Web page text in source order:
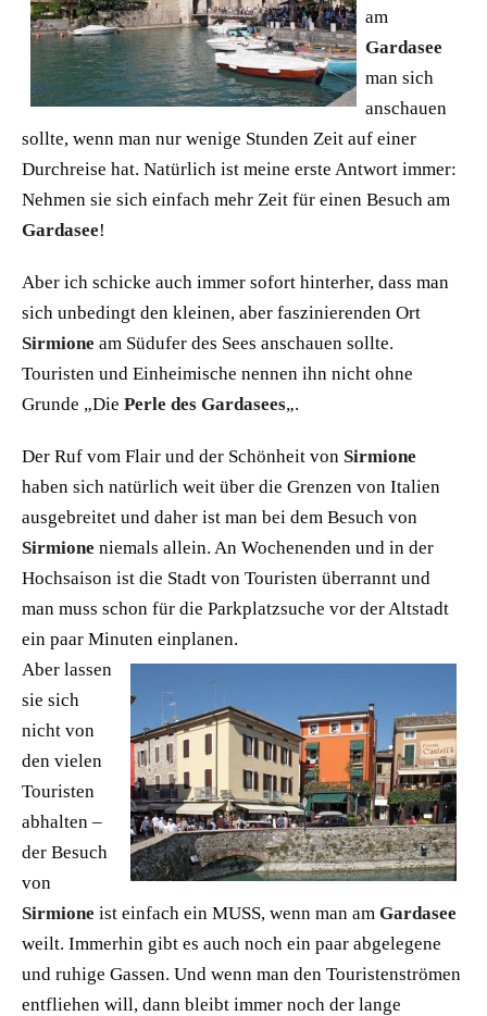
am
Gardasee
man sich
anschauen
sollte, wenn man nur wenige Stunden Zeit auf einer
Durchreise hat. Natürlich ist meine erste Antwort immer:
Nehmen sie sich einfach mehr Zeit für einen Besuch am
Gardasee!
Aber ich schicke auch immer sofort hinterher, dass man
sich unbedingt den kleinen, aber faszinierenden Ort
Sirmione am Südufer des Sees anschauen sollte.
Touristen und Einheimische nennen ihn nicht ohne
Grunde „Die Perle des Gardasees„.
Der Ruf vom Flair und der Schönheit von Sirmione
haben sich natürlich weit über die Grenzen von Italien
ausgebreitet und daher ist man bei dem Besuch von
Sirmione niemals allein. An Wochenenden und in der
Hochsaison ist die Stadt von Touristen überrannt und
man muss schon für die Parkplatzsuche vor der Altstadt
ein paar Minuten einplanen.
Aber lassen
sie sich
nicht von
den vielen
Touristen
abhalten –
der Besuch
von
Sirmione ist einfach ein MUSS, wenn man am Gardasee
weilt. Immerhin gibt es auch noch ein paar abgelegene
und ruhige Gassen. Und wenn man den Touristenströmen
entfliehen will, dann bleibt immer noch der lange